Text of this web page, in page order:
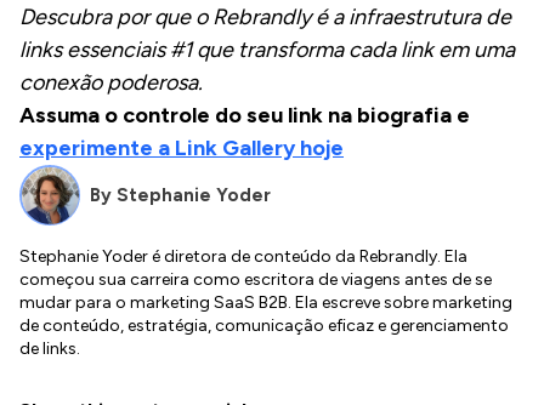
By Stephanie Yoder
Stephanie Yoder é diretora de conteúdo da Rebrandly. Ela
começou sua carreira como escritora de viagens antes de se
mudar para o marketing SaaS B2B. Ela escreve sobre marketing
de conteúdo, estratégia, comunicação eficaz e gerenciamento
de links.
Descubra por que o Rebrandly é a infraestrutura de
links essenciais #1 que transforma cada link em uma
conexão poderosa.
Assuma o controle do seu link na biografia e
experimente a Link Gallery hoje